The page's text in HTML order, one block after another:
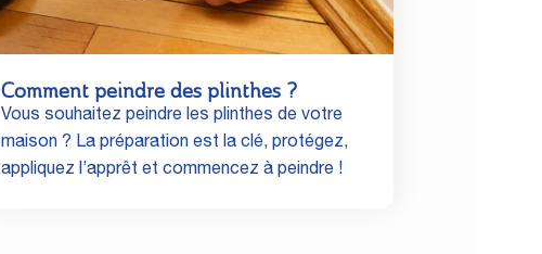
Comment peindre des plinthes ?
Vous souhaitez peindre les plinthes de votre
maison ? La préparation est la clé, protégez,
appliquez l’apprêt et commencez à peindre !